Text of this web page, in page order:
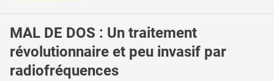
MAL DE DOS : Un traitement
révolutionnaire et peu invasif par
radiofréquences